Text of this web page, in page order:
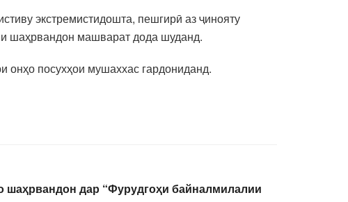
экстремистидошта, пешгирӣ аз ҷинояту
шаҳрвандон машварат дода шуданд.
онҳо посухҳои мушаххас гардониданд.
шаҳрвандон дар “Фурудгоҳи байналмилалии